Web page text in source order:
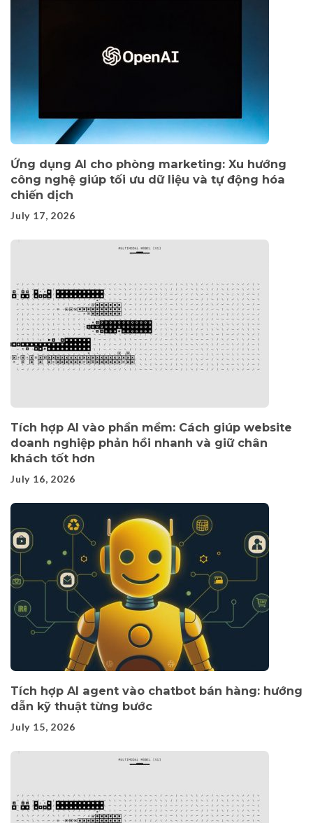
Ứng dụng AI cho phòng marketing: Xu hướng
công nghệ giúp tối ưu dữ liệu và tự động hóa
chiến dịch
July 17, 2026
Tích hợp AI vào phần mềm: Cách giúp website
doanh nghiệp phản hồi nhanh và giữ chân
khách tốt hơn
July 16, 2026
Tích hợp AI agent vào chatbot bán hàng: hướng
dẫn kỹ thuật từng bước
July 15, 2026